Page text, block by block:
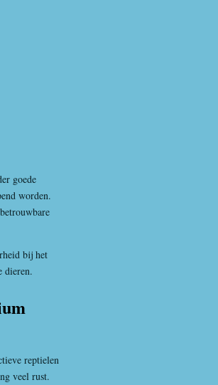
goede
worden.
bij het
dieren.
reptielen
veel rust.